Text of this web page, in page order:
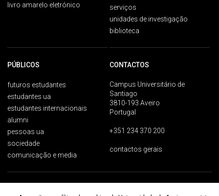
livro amarelo eletrónico
serviços
unidades de investigação
biblioteca
PÚBLICOS
futuros estudantes
estudantes ua
estudantes internacionais
alumni
pessoas ua
sociedade
comunicação e media
CONTACTOS
Campus Universitário de
Santiago
3810-193 Aveiro
Portugal
+351 234 370 200
contactos gerais